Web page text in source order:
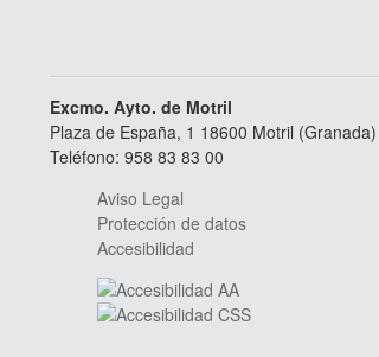
Excmo. Ayto. de Motril
Plaza de España, 1 18600 Motril (Granada)
Teléfono: 958 83 83 00
Aviso Legal
Protección de datos
Accesibilidad